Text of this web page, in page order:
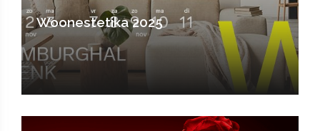
Woonestetika 2025